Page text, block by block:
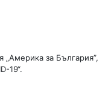
за България”,
19“.